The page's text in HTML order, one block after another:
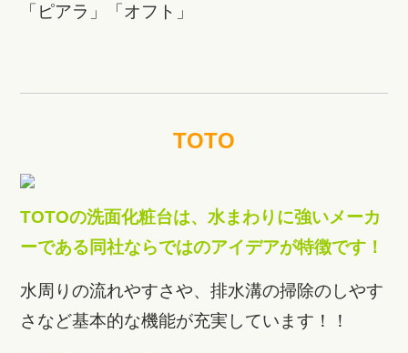
「ピアラ」「オフト」
TOTO
TOTOの洗面化粧台は、水まわりに強いメーカ
ーである同社ならではのアイデアが特徴です！
水周りの流れやすさや、排水溝の掃除のしやす
さなど基本的な機能が充実しています！！